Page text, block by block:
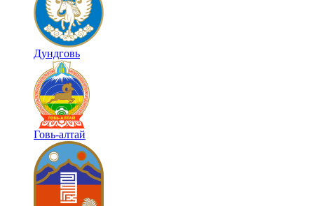
Дундговь
Говь-алтай